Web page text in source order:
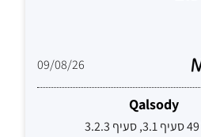
09/08/26
Qalsody